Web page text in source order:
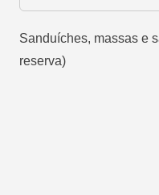
Sanduíches, massas e
reserva)